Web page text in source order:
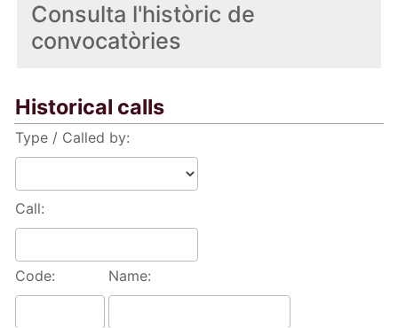
Consulta l'històric de
convocatòries
Historical calls
Type / Called by:
Call:
Code: Name: